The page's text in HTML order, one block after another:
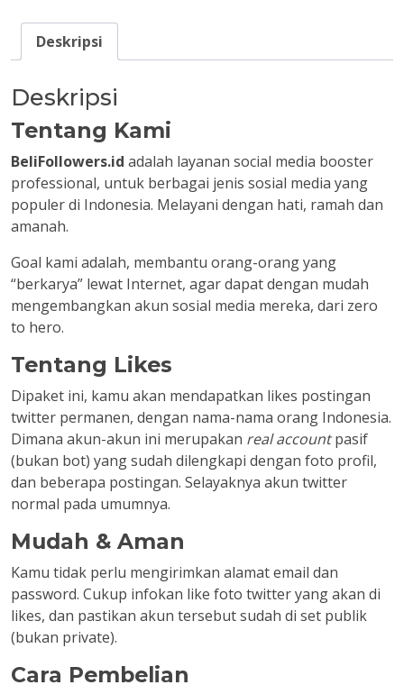
Deskripsi
Deskripsi
Tentang Kami
BeliFollowers.id adalah layanan social media booster
professional, untuk berbagai jenis sosial media yang
populer di Indonesia. Melayani dengan hati, ramah dan
amanah.
Goal kami adalah, membantu orang-orang yang
“berkarya” lewat Internet, agar dapat dengan mudah
mengembangkan akun sosial media mereka, dari zero
to hero.
Tentang Likes
Dipaket ini, kamu akan mendapatkan likes postingan
twitter permanen, dengan nama-nama orang Indonesia.
Dimana akun-akun ini merupakan real accountpasif
(bukan bot) yang sudah dilengkapi dengan foto profil,
dan beberapa postingan. Selayaknya akun twitter
normal pada umumnya.
Mudah & Aman
Kamu tidak perlu mengirimkan alamat email dan
password. Cukup infokan like foto twitter yang akan di
likes, dan pastikan akun tersebut sudah di set publik
(bukan private).
Cara Pembelian